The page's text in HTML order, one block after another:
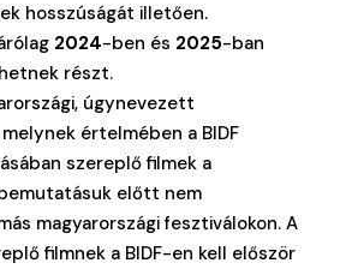
hosszúságát illetően.
2024-ben és 2025-ban
részt.
úgynevezett
értelmében a BIDF
szereplő filmek a
előtt nem
magyarországi fesztiválokon. A
filmnek a BIDF-en kell először